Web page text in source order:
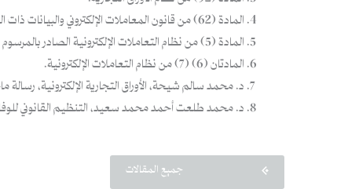
المادة (62) من قانون المعاملات الإلكتروني والبيانات ذات الطابع الشخصي اللبناني، الصادر برقم 81 لسنة 2016، وتاريخ 10/10/2018م، المنشور بالجريدة الرسمية عدد 45 بتاريخ 18/10/2018م.
المادة (5) من نظام التعاملات الإلكترونية الصادر بالمرسوم الملكي رقم (م/18) وتاريخ 8/3/1428هـ.
المادتان (6) (7) من نظام التعاملات الإلكترونية.
د. محمد سالم شيحة، الأوراق التجارية الإلكترونية، رسالة
د. محمد طلعت أحمد محمد سعيد، التنظيم القانوني للوفاء
جميع المقالات